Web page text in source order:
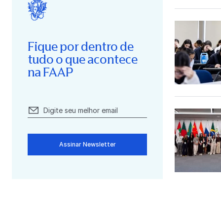
Fique por dentro de
tudo o que acontece
na FAAP
Assinar Newsletter